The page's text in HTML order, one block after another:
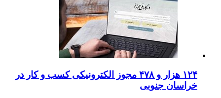
۱۲۴ هزار و ۴۷۸ مجوز الکترونیکی کسب و کار در
خراسان جنوبی